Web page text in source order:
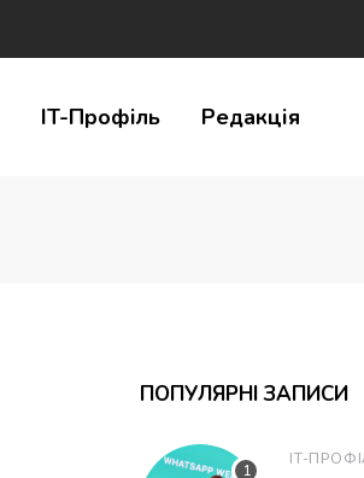
IT-Профіль Редакція
ПОПУЛЯРНІ ЗАПИСИ
IT-